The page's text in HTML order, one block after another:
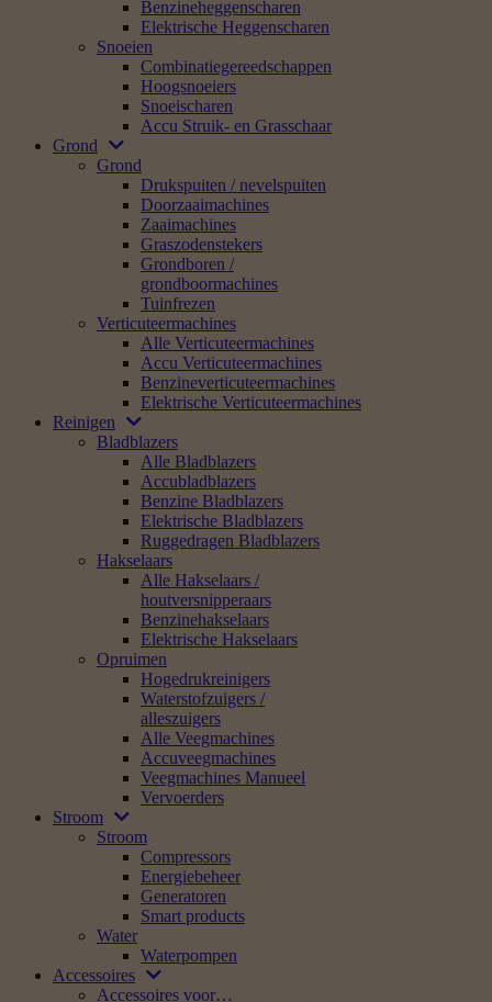
Benzineheggenscharen
Elektrische Heggenscharen
Snoeien
Combinatiegereedschappen
Hoogsnoeiers
Snoeischaren
Accu Struik- en Grasschaar
Grond
Grond
Drukspuiten / nevelspuiten
Doorzaaimachines
Zaaimachines
Graszodenstekers
Grondboren /
grondboormachines
Tuinfrezen
Verticuteermachines
Alle Verticuteermachines
Accu Verticuteermachines
Benzineverticuteermachines
Elektrische Verticuteermachines
Reinigen
Bladblazers
Alle Bladblazers
Accubladblazers
Benzine Bladblazers
Elektrische Bladblazers
Ruggedragen Bladblazers
Hakselaars
Alle Hakselaars /
houtversnipperaars
Benzinehakselaars
Elektrische Hakselaars
Opruimen
Hogedrukreinigers
Waterstofzuigers /
alleszuigers
Alle Veegmachines
Accuveegmachines
Veegmachines Manueel
Vervoerders
Stroom
Stroom
Compressors
Energiebeheer
Generatoren
Smart products
Water
Waterpompen
Accessoires
Accessoires voor…